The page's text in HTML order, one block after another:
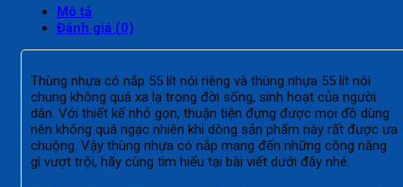
Mô tả
Đánh giá (0)
Thùng nhựa có nắp 55 lít nói riêng và thùng nhựa 55 lít nói
chung không quá xa lạ trong đời sống, sinh hoạt của người
dân. Với thiết kế nhỏ gọn, thuận tiện đựng được mọi đồ dùng
nên không quá ngạc nhiên khi dòng sản phẩm này rất được ưa
chuộng. Vậy thùng nhựa có nắp mang đến những công năng
gì vượt trội, hãy cùng tìm hiểu tại bài viết dưới đây nhé.